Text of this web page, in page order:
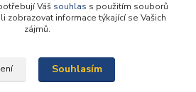
Váš souhlas s použitím souborů
zobrazovat informace týkající se Vašich
zájmů.
Souhlasím